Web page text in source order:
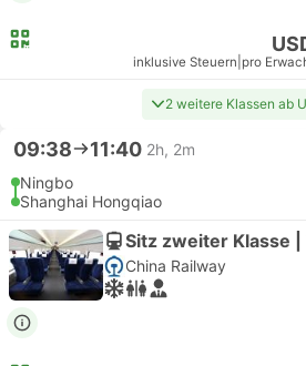
inklusive Steuern pro
2 weitere Klassen ab
09:38 11:40 2h, 2m
Ningbo
Shanghai Hongqiao
Sitz zweiter Klasse
China Railway